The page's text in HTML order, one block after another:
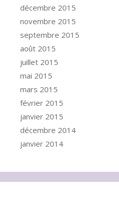
décembre 2015
novembre 2015
septembre 2015
août 2015
juillet 2015
mai 2015
mars 2015
février 2015
janvier 2015
décembre 2014
janvier 2014